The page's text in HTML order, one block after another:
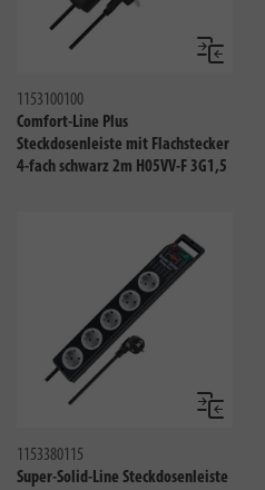
Vergleichen
1153100100
Comfort-Line Plus
Steckdosenleiste mit Flachstecker
4-fach schwarz 2m H05VV-F 3G1,5
Vergleichen
1153380115
Super-Solid-Line Steckdosenleiste